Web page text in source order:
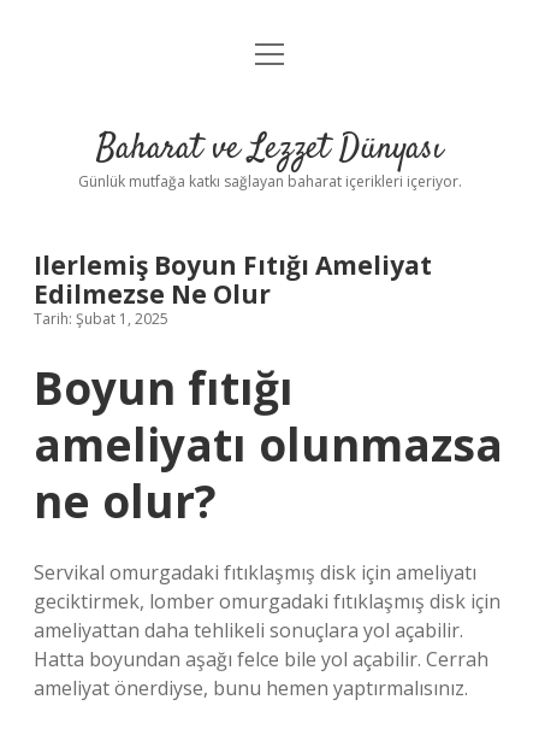
Anasayfa
Yasal Uyarı
menüyü
Baharat ve Lezzet Dünyası
Günlük mutfağa katkı sağlayan baharat içerikleri içeriyor.
Ilerlemiş Boyun Fıtığı Ameliyat
Edilmezse Ne Olur
Tarih: Şubat 1, 2025
Boyun fıtığı
ameliyatı olunmazsa
ne olur?
Servikal omurgadaki fıtıklaşmış disk için ameliyatı
geciktirmek, lomber omurgadaki fıtıklaşmış disk için
ameliyattan daha tehlikeli sonuçlara yol açabilir.
Hatta boyundan aşağı felce bile yol açabilir. Cerrah
ameliyat önerdiyse, bunu hemen yaptırmalısınız.